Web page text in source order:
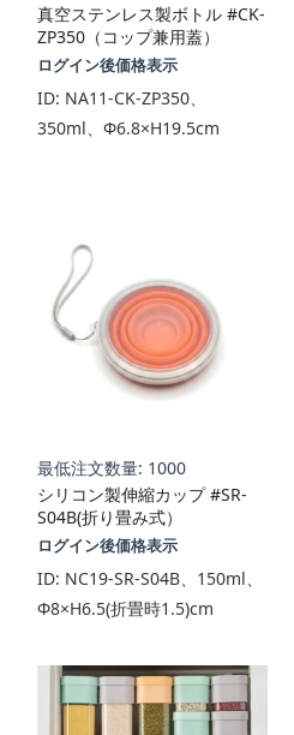
真空ステンレス製ボトル #CK-
ZP350（コップ兼用蓋）
ログイン後価格表示
ID: NA11-CK-ZP350、
350ml、Φ6.8×H19.5cm
最低注文数量: 1000
シリコン製伸縮カップ #SR-
S04B(折り畳み式）
ログイン後価格表示
ID: NC19-SR-S04B、150ml、
Φ8×H6.5(折畳時1.5)cm